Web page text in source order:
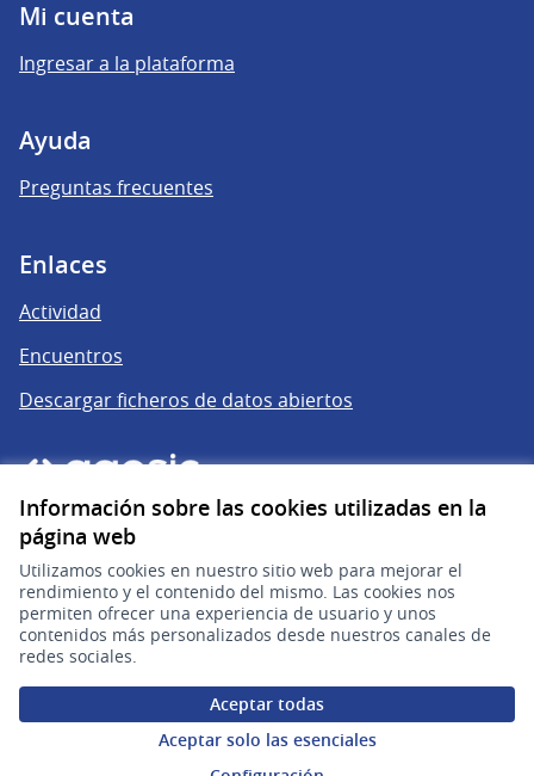
Información sobre las cookies utilizadas en la
página web
Utilizamos cookies en nuestro sitio web para mejorar el
rendimiento y el contenido del mismo. Las cookies nos
permiten ofrecer una experiencia de usuario y unos
contenidos más personalizados desde nuestros canales de
redes sociales.
Aceptar todas
Aceptar solo las esenciales
Mi cuenta
Ingresar a la plataforma
Ayuda
Preguntas frecuentes
Enlaces
Actividad
Encuentros
Descargar ficheros de datos abiertos
gub.uy
(Enlace externo)
Sitio oficial de la República Oriental del Uruguay
Configuración de cookies